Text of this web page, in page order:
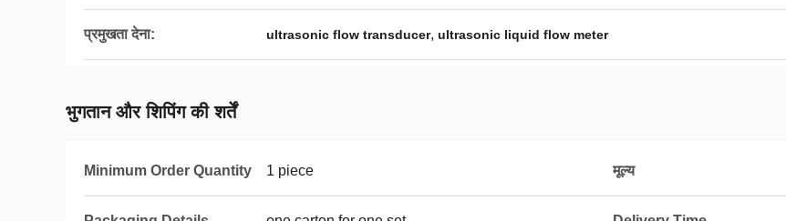
प्रमुखता देना: ultrasonic flow transducer, ultrasonic liquid flow meter
भुगतान और शिपिंग की शर्तें
Minimum Order Quantity 1 piece मूल्य